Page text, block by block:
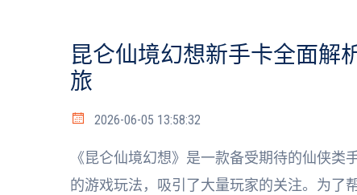
昆仑仙境幻想新手卡全面解
旅
2026-06-05 13:58:32
《昆仑仙境幻想》是一款备受期待的仙侠
的游戏玩法，吸引了大量玩家的关注。为了